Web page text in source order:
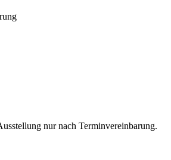
nur nach Terminvereinbarung.